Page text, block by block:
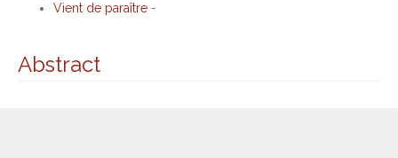
Vient de paraître -
Abstract